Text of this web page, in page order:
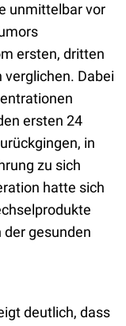
unmittelbar vor
ersten, dritten
verglichen. Dabei
ersten 24
in
zu sich
hatte sich
gesunden
deutlich, dass